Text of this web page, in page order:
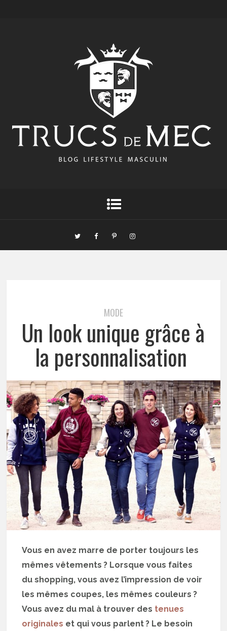
MODE
Un look unique grâce à
la personnalisation
Vous en avez marre de porter toujours les
mêmes vêtements ? Lorsque vous faites
du shopping, vous avez l’impression de voir
les mêmes coupes, les mêmes couleurs ?
Vous avez du mal à trouver des tenues
originales et qui vous parlent ? Le besoin